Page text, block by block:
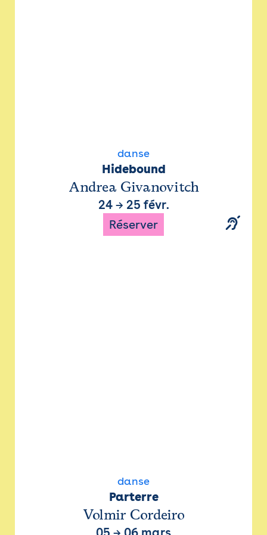
danse
Hidebound
Andrea Givanovitch
24→ 25 févr.
Réserver
danse
Parterre
Volmir Cordeiro